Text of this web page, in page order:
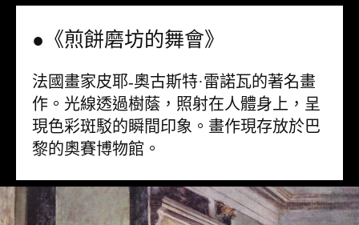
●《煎餅磨坊的舞會》
法國畫家皮耶-奧古斯特·雷諾瓦的著名畫
作。光線透過樹蔭，照射在人體身上，呈
現色彩斑駁的瞬間印象。畫作現存放於巴
黎的奧賽博物館。